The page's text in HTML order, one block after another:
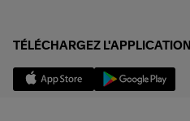
TÉLÉCHARGEZ L'APPLICATION